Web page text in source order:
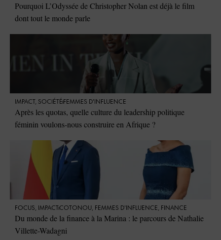
Pourquoi L’Odyssée de Christopher Nolan est déjà le film
dont tout le monde parle
IMPACT , SOCIÉTÉ FEMMES D'INFLUENCE
Après les quotas, quelle culture du leadership politique
féminin voulons-nous construire en Afrique ?
FOCUS, IMPACT COTONOU, FEMMES D'INFLUENCE, FINANCE
Du monde de la finance à la Marina : le parcours de Nathalie
Villette-Wadagni